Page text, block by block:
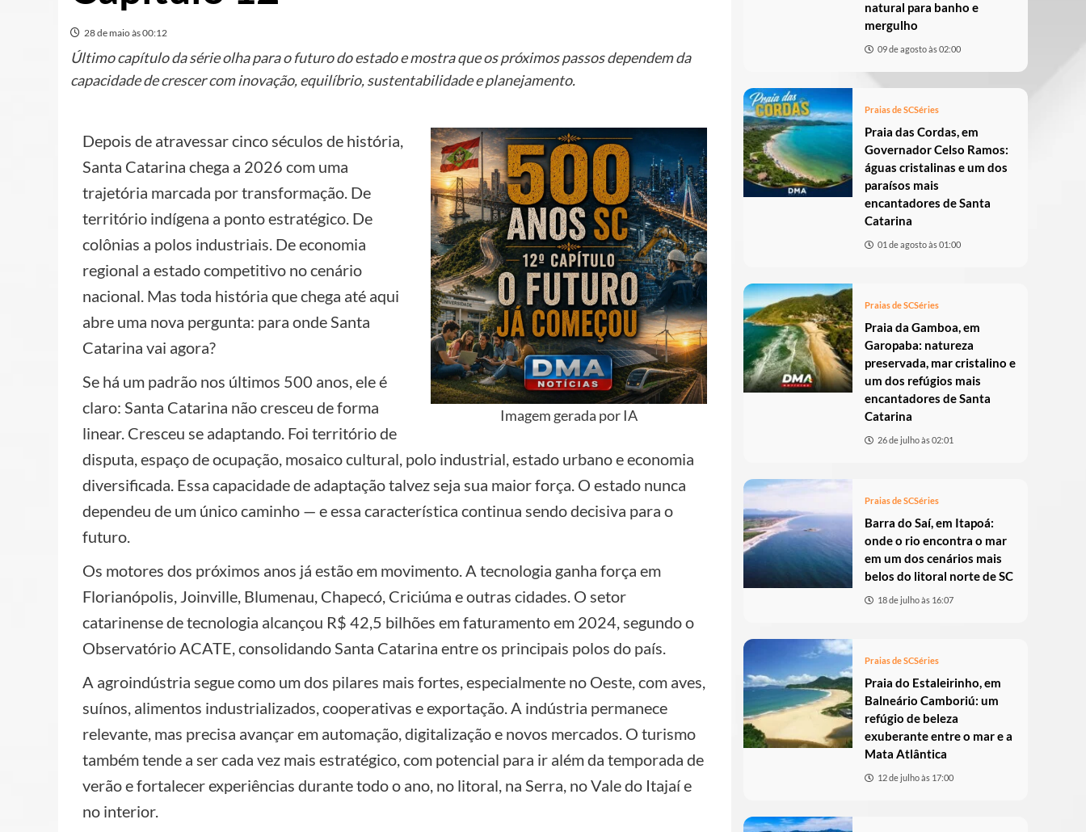
28 de maio às 00:12
Último capítulo da série olha para o futuro do estado e mostra que os próximos passos dependem da
capacidade de crescer com inovação, equilíbrio, sustentabilidade e planejamento.
Imagem gerada por IA
Depois de atravessar cinco séculos de história,
Santa Catarina chega a 2026 com uma
trajetória marcada por transformação. De
território indígena a ponto estratégico. De
colônias a polos industriais. De economia
regional a estado competitivo no cenário
nacional. Mas toda história que chega até aqui
abre uma nova pergunta: para onde Santa
Catarina vai agora?
Se há um padrão nos últimos 500 anos, ele é
claro: Santa Catarina não cresceu de forma
linear. Cresceu se adaptando. Foi território de
disputa, espaço de ocupação, mosaico cultural, polo industrial, estado urbano e economia
diversificada. Essa capacidade de adaptação talvez seja sua maior força. O estado nunca
dependeu de um único caminho — e essa característica continua sendo decisiva para o
futuro.
Os motores dos próximos anos já estão em movimento. A tecnologia ganha força em
Florianópolis, Joinville, Blumenau, Chapecó, Criciúma e outras cidades. O setor
catarinense de tecnologia alcançou R$ 42,5 bilhões em faturamento em 2024, segundo o
Observatório ACATE, consolidando Santa Catarina entre os principais polos do país.
A agroindústria segue como um dos pilares mais fortes, especialmente no Oeste, com aves,
suínos, alimentos industrializados, cooperativas e exportação. A indústria permanece
relevante, mas precisa avançar em automação, digitalização e novos mercados. O turismo
também tende a ser cada vez mais estratégico, com potencial para ir além da temporada de
verão e fortalecer experiências durante todo o ano, no litoral, na Serra, no Vale do Itajaí e
no interior.
natural para banho e
mergulho
09 de agosto às 02:00
Praias de SCSéries
Praia das Cordas, em
Governador Celso Ramos:
águas cristalinas e um dos
paraísos mais
encantadores de Santa
Catarina
01 de agosto às 01:00
Praias de SCSéries
Praia da Gamboa, em
Garopaba: natureza
preservada, mar cristalino e
um dos refúgios mais
encantadores de Santa
Catarina
26 de julho às 02:01
Praias de SCSéries
Barra do Saí, em Itapoá:
onde o rio encontra o mar
em um dos cenários mais
belos do litoral norte de SC
18 de julho às 16:07
Praias de SCSéries
Praia do Estaleirinho, em
Balneário Camboriú: um
refúgio de beleza
exuberante entre o mar e a
Mata Atlântica
12 de julho às 17:00